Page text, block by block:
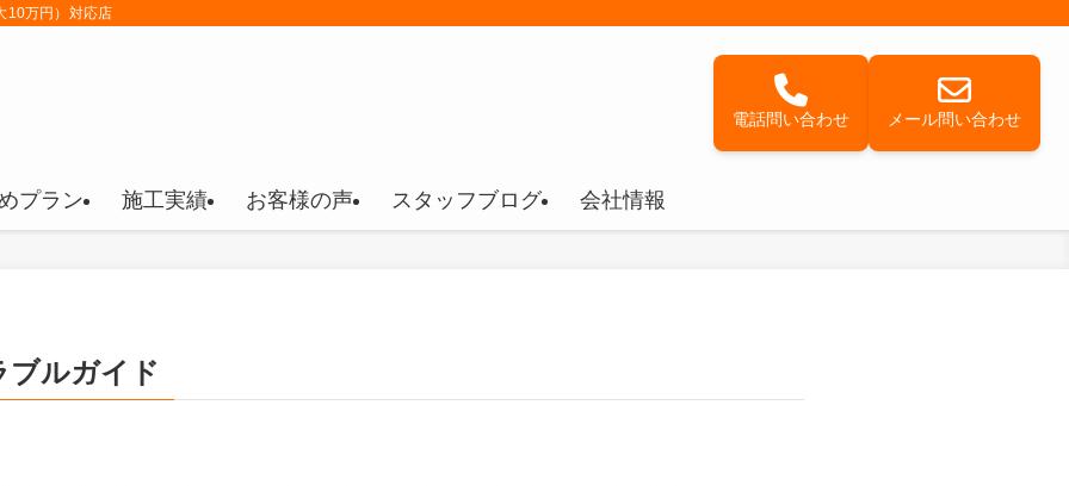
10万円）対応店
電話問い合わせ メール問い合わせ
プラン 施工実績 お客様の声 スタッフブログ 会社情報
ブルガイド